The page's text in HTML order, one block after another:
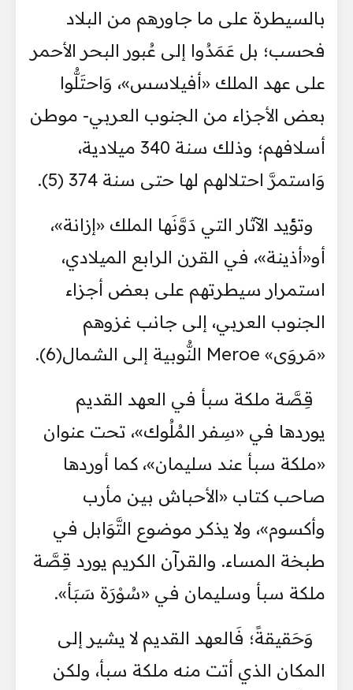
بالسيطرة على ما جاورهم من البلاد
فحسب؛ بل عَمَدُوا إلى عُبور البحر الأحمر
على عهد الملك «أفيلاسس»، وَاحتَلُّوا
بعض الأجزاء من الجنوب العربي- موطن
أسلافهم؛ وذلك سنة 340 ميلادية،
وَاستمرَّ احتلالهم لها حتى سنة 374 (5).
وتؤيد الآثار التي دَوَّنَها الملك «إزانة»،
أو«أذينة»، في القرن الرابع الميلادي،
استمرار سيطرتهم على بعض أجزاء
الجنوب العربي، إلى جانب غزوهم
«مَروَى» Meroe النُّوبية إلى الشمال(6).
قِصَّة ملكة سبأ في العهد القديم
يوردها في «سِفر المُلُوك»، تحت عنوان
«ملكة سبأ عند سليمان»، كما أوردها
صاحب كتاب «الأحباش بين مأرب
وأكسوم»، ولا يذكر موضوع التَّوَابل في
طبخة المساء. والقرآن الكريم يورد قِصَّة
ملكة سبأ وسليمان في «سُوْرَة سَبَأ».
وَحَقيقةً؛ فَالعهد القديم لا يشير إلى
المكان الذي أتت منه ملكة سبأ، ولكن